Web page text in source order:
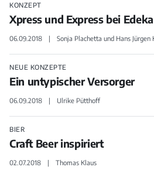
KONZEPT
Xpress und Express bei
06.09.2018 Sonja Plachetta und Hans Jürgen
NEUE KONZEPTE
Ein untypischer Versorger
06.09.2018 Ulrike Pütthoff
BIER
Craft Beer inspiriert
02.07.2018 Thomas Klaus